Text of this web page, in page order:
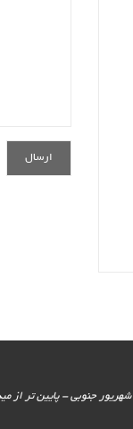
آدرس نمایشگاه : ایران - تهران - خیابان 17 شهریور